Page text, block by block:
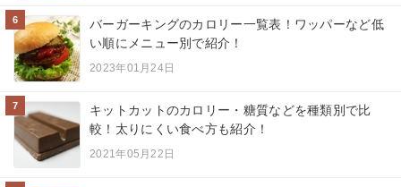
6
バーガーキングのカロリー一覧表！ワッパーなど低
い順にメニュー別で紹介！
2023年01月24日
7
キットカットのカロリー・糖質などを種類別で比
較！太りにくい食べ方も紹介！
2021年05月22日